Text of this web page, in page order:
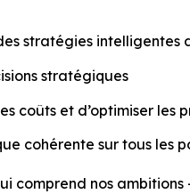
stratégies intelligentes
stratégiques
coûts et d’optimiser les
cohérente sur tous les
comprend nos